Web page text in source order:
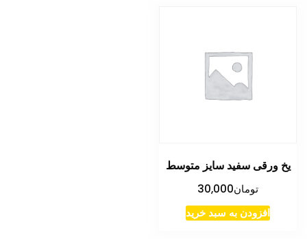
یخ ورقی سفید سایز متوسط
تومان30,000
افزودن به سبد خرید